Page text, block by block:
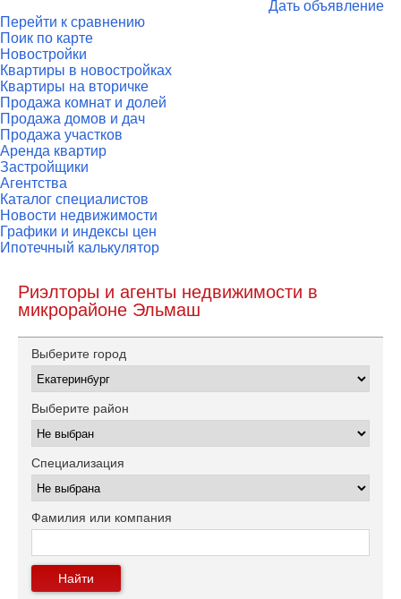
Дать объявление
Перейти к сравнению
Поик по карте
Новостройки
Квартиры в новостройках
Квартиры на вторичке
Продажа комнат и долей
Продажа домов и дач
Продажа участков
Аренда квартир
Застройщики
Агентства
Каталог специалистов
Новости недвижимости
Графики и индексы цен
Ипотечный калькулятор
Риэлторы и агенты недвижимости в
микрорайоне Эльмаш
Выберите город
Выберите район
Специализация
Фамилия или компания
Найти